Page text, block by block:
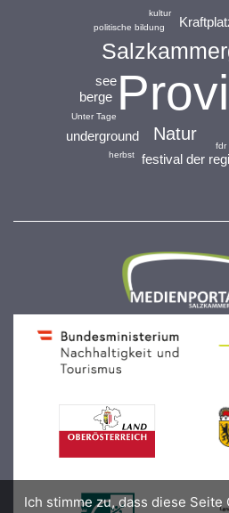
Natur
festival der
see
berge
underground
fdr
politische bildung
Unter Tage
herbst
kultur
Ich stimme zu, dass diese